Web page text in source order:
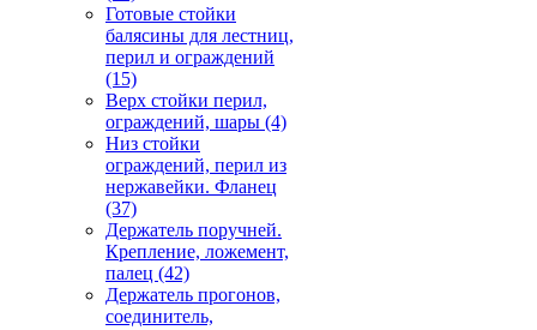
Готовые стойки
балясины для лестниц,
перил и ограждений
(15)
Верх стойки перил,
ограждений, шары (4)
Низ стойки
ограждений, перил из
нержавейки. Фланец
(37)
Держатель поручней.
Крепление, ложемент,
палец (42)
Держатель прогонов,
соединитель,